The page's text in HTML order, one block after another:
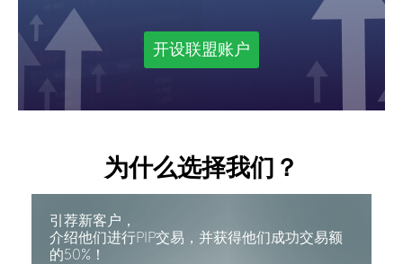
开设联盟账户
为什么选择我们？
引荐新客户，
介绍他们进行PIP交易，并获得他们成功交易额
的50%！